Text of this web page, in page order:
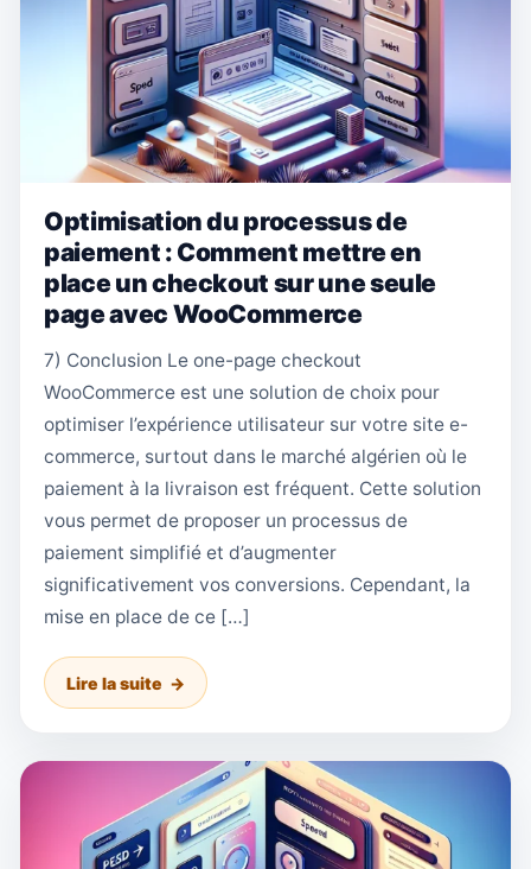
Optimisation du processus de
paiement : Comment mettre en
place un checkout sur une seule
page avec WooCommerce
7) Conclusion Le one-page checkout
WooCommerce est une solution de choix pour
optimiser l’expérience utilisateur sur votre site e-
commerce, surtout dans le marché algérien où le
paiement à la livraison est fréquent. Cette solution
vous permet de proposer un processus de
paiement simplifié et d’augmenter
significativement vos conversions. Cependant, la
mise en place de ce […]
Lire la suite